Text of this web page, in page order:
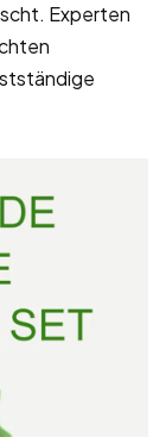
Experten